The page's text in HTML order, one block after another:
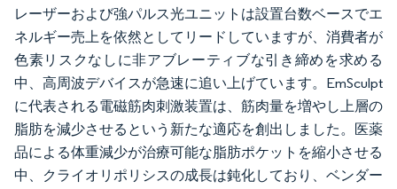
レーザーおよび強パルス光ユニットは設置台数ベースでエ
ネルギー売上を依然としてリードしていますが、消費者が
色素リスクなしに非アブレーティブな引き締めを求める
中、高周波デバイスが急速に追い上げています。EmSculpt
に代表される電磁筋肉刺激装置は、筋肉量を増やし上層の
脂肪を減少させるという新たな適応を創出しました。医薬
品による体重減少が治療可能な脂肪ポケットを縮小させる
中、クライオリポリシスの成長は鈍化しており、ベンダー